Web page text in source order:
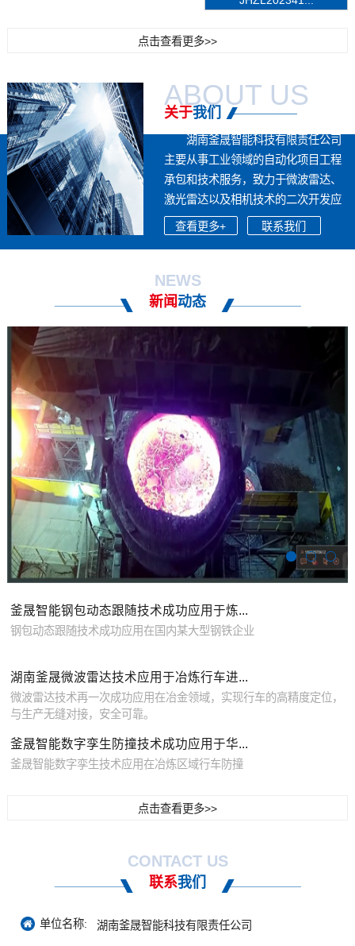
点击查看更多>>
ABOUT US
关于我们
湖南釜晟智能科技有限责任公司
主要从事工业领域的自动化项目工程
承包和技术服务，致力于微波雷达、
激光雷达以及相机技术的二次开发应
用，...
查看更多+ 联系我们
NEWS
新闻 动态
釜晟智能钢包动态跟随技术成功应用于炼...
钢包动态跟随技术成功应用在国内某大型钢铁企业
湖南釜晟微波雷达技术应用于冶炼行车进...
微波雷达技术再一次成功应用在冶金领域，实现行车的高精度定位，
与生产无缝对接，安全可靠。
釜晟智能数字孪生防撞技术成功应用于华...
釜晟智能数字孪生技术应用在冶炼区域行车防撞
点击查看更多>>
CONTACT US
联系我们
单位名称: 湖南釜晟智能科技有限责任公司